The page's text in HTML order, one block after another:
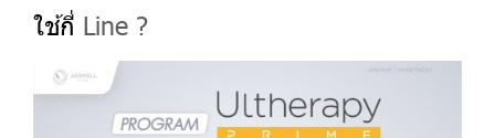
ใช้กี่ Line ?